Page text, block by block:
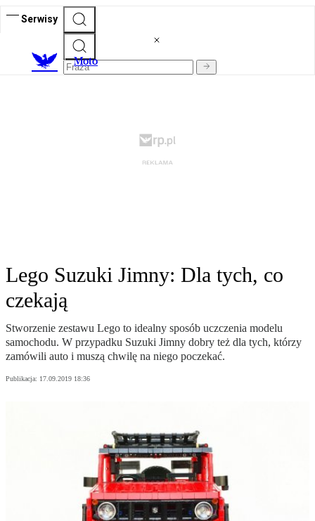
Serwisy
Moto
Lego Suzuki Jimny: Dla tych, co
czekają
Stworzenie zestawu Lego to idealny sposób uczczenia modelu
samochodu. W przypadku Suzuki Jimny dobry też dla tych, którzy
zamówili auto i muszą chwilę na niego poczekać.
Publikacja: 17.09.2019 18:36